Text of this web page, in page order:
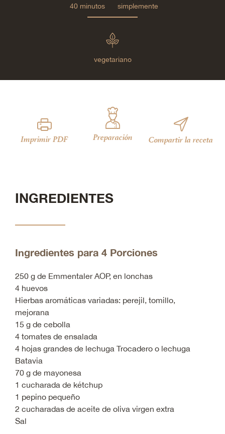
40 minutos simplemente
vegetariano
Imprimir PDF Preparación Compartir la receta
INGREDIENTES
Ingredientes para 4 Porciones
250 g de Emmentaler AOP, en lonchas
4 huevos
Hierbas aromáticas variadas: perejil, tomillo,
mejorana
15 g de cebolla
4 tomates de ensalada
4 hojas grandes de lechuga Trocadero o lechuga
Batavia
70 g de mayonesa
1 cucharada de kétchup
1 pepino pequeño
2 cucharadas de aceite de oliva virgen extra
Sal